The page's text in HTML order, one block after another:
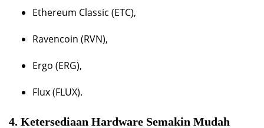
Ethereum Classic (ETC),
Ravencoin (RVN),
Ergo (ERG),
Flux (FLUX).
4. Ketersediaan Hardware Semakin Mudah